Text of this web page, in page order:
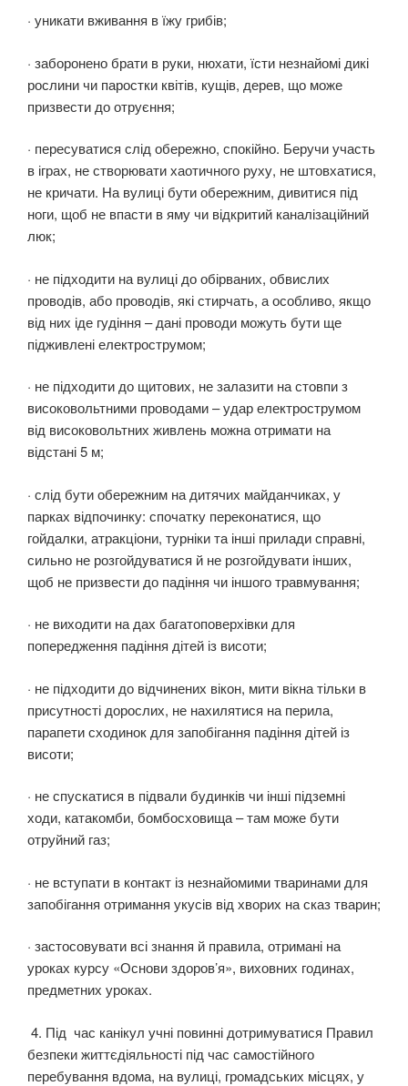
· уникати вживання в їжу грибів;
· заборонено брати в руки, нюхати, їсти незнайомі дикі
рослини чи паростки квітів, кущів, дерев, що може
призвести до отруєння;
· пересуватися слід обережно, спокійно. Беручи участь
в іграх, не створювати хаотичного руху, не штовхатися,
не кричати. На вулиці бути обережним, дивитися під
ноги, щоб не впасти в яму чи відкритий каналізаційний
люк;
· не підходити на вулиці до обірваних, обвислих
проводів, або проводів, які стирчать, а особливо, якщо
від них іде гудіння – дані проводи можуть бути ще
підживлені електрострумом;
· не підходити до щитових, не залазити на стовпи з
високовольтними проводами – удар електрострумом
від високовольтних живлень можна отримати на
відстані 5 м;
· слід бути обережним на дитячих майданчиках, у
парках відпочинку: спочатку переконатися, що
гойдалки, атракціони, турніки та інші прилади справні,
сильно не розгойдуватися й не розгойдувати інших,
щоб не призвести до падіння чи іншого травмування;
· не виходити на дах багатоповерхівки для
попередження падіння дітей із висоти;
· не підходити до відчинених вікон, мити вікна тільки в
присутності дорослих, не нахилятися на перила,
парапети сходинок для запобігання падіння дітей із
висоти;
· не спускатися в підвали будинків чи інші підземні
ходи, катакомби, бомбосховища – там може бути
отруйний газ;
· не вступати в контакт із незнайомими тваринами для
запобігання отримання укусів від хворих на сказ тварин;
· застосовувати всі знання й правила, отримані на
уроках курсу «Основи здоров’я», виховних годинах,
предметних уроках.
4. Під час канікул учні повинні дотримуватися Правил
безпеки життєдіяльності під час самостійного
перебування вдома, на вулиці, громадських місцях, у